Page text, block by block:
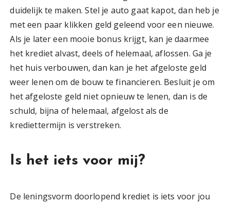
duidelijk te maken. Stel je auto gaat kapot, dan heb je
met een paar klikken geld geleend voor een nieuwe.
Als je later een mooie bonus krijgt, kan je daarmee
het krediet alvast, deels of helemaal, aflossen. Ga je
het huis verbouwen, dan kan je het afgeloste geld
weer lenen om de bouw te financieren. Besluit je om
het afgeloste geld niet opnieuw te lenen, dan is de
schuld, bijna of helemaal, afgelost als de
krediettermijn is verstreken.
Is het iets voor mij?
De leningsvorm doorlopend krediet is iets voor jou